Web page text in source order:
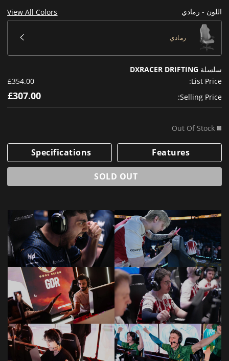
اللون - رمادي View All Colors
رمادي
سلسلة DXRACER DRIFTING
List Price:
£354.00
Selling Price:
£307.00
Out Of Stock
Features
Specifications
SOLD OUT